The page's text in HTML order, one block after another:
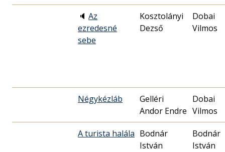
🔈 Az
ezredesné
sebe
Kosztolányi
Dezső
Dobai
Vilmos
Négykézláb
Gelléri
Andor Endre
Dobai
Vilmos
A turista halála Bodnár
István
Bodnár
István